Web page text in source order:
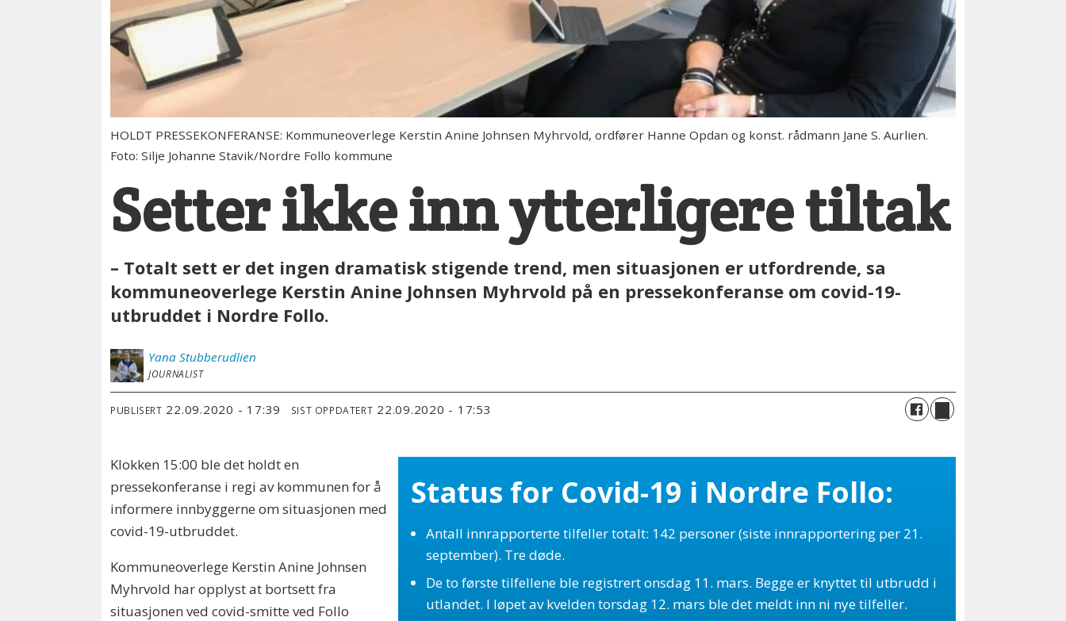
HOLDT PRESSEKONFERANSE: Kommuneoverlege Kerstin Anine Johnsen Myhrvold, ordfører Hanne Opdan og konst. rådmann Jane S. Aurlien.
Foto: Silje Johanne Stavik/Nordre Follo kommune
Setter ikke inn ytterligere tiltak
– Totalt sett er det ingen dramatisk stigende trend, men situasjonen er utfordrende, sa
kommuneoverlege Kerstin Anine Johnsen Myhrvold på en pressekonferanse om covid-19-
utbruddet i Nordre Follo.
Yana Stubberudlien
JOURNALIST
PUBLISERT 22.09.2020 - 17:39 SIST OPPDATERT 22.09.2020 - 17:53
Status for Covid-19 i Nordre Follo:
Antall innrapporterte tilfeller totalt: 142 personer (siste innrapportering per 21.
september). Tre døde.
De to første tilfellene ble registrert onsdag 11. mars. Begge er knyttet til utbrudd i
utlandet. I løpet av kvelden torsdag 12. mars ble det meldt inn ni nye tilfeller.
Klokken 15:00 ble det holdt en
pressekonferanse i regi av kommunen for å
informere innbyggerne om situasjonen med
covid-19-utbruddet.
Kommuneoverlege Kerstin Anine Johnsen
Myhrvold har opplyst at bortsett fra
situasjonen ved covid-smitte ved Follo